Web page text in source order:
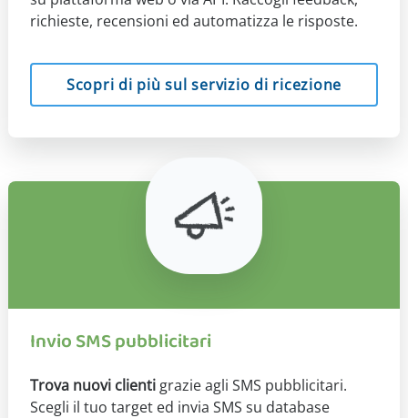
richieste, recensioni ed automatizza le risposte.
Scopri di più sul servizio di ricezione
Invio SMS pubblicitari
Trova nuovi clienti grazie agli SMS pubblicitari.
Scegli il tuo target ed invia SMS su database